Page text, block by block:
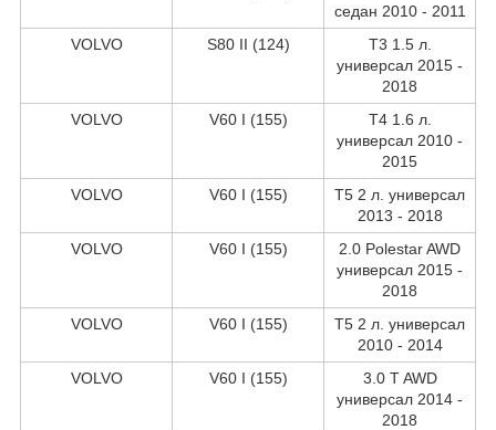
седан 2010 - 2011
VOLVO
S80 II (124)
T3 1.5 л.
универсал 2015 -
2018
VOLVO
V60 I (155)
T4 1.6 л.
универсал 2010 -
2015
VOLVO
V60 I (155)
T5 2 л. универсал
2013 - 2018
VOLVO
V60 I (155)
2.0 Polestar AWD
универсал 2015 -
2018
VOLVO
V60 I (155)
T5 2 л. универсал
2010 - 2014
VOLVO
V60 I (155)
3.0 T AWD
универсал 2014 -
2018